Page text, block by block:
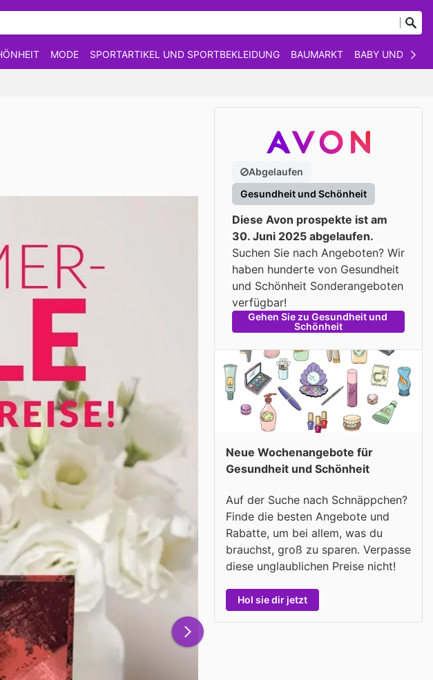
MODE SPORTARTIKEL UND SPORTBEKLEIDUNG BAUMARKT BABY UND KIND
Abgelaufen
Gesundheit und Schönheit
Diese Avon prospekte ist am
30. Juni 2025 abgelaufen.
Suchen Sie nach Angeboten? Wir
haben hunderte von Gesundheit
und Schönheit Sonderangeboten
verfügbar!
Gehen Sie zu Gesundheit und
Schönheit
Neue Wochenangebote für
Gesundheit und Schönheit
Auf der Suche nach Schnäppchen?
Finde die besten Angebote und
Rabatte, um bei allem, was du
brauchst, groß zu sparen. Verpasse
diese unglaublichen Preise nicht!
Hol sie dir jetzt